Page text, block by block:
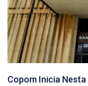
Copom Inicia